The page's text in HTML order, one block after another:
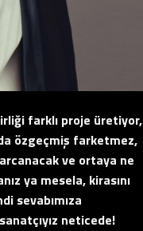
farklı proje üretiyor,
özgeçmiş farketmez,
ve ortaya ne
ya mesela, kirasını
sevabımıza
neticede!